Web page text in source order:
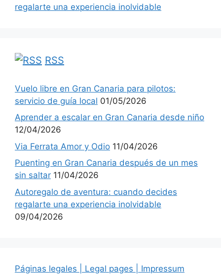
regalarte una experiencia inolvidable
RSS
Vuelo libre en Gran Canaria para pilotos:
servicio de guía local 01/05/2026
Aprender a escalar en Gran Canaria desde niño
12/04/2026
Via Ferrata Amor y Odio 11/04/2026
Puenting en Gran Canaria después de un mes
sin saltar 11/04/2026
Autoregalo de aventura: cuando decides
regalarte una experiencia inolvidable
09/04/2026
Páginas legales | Legal pages | Impressum